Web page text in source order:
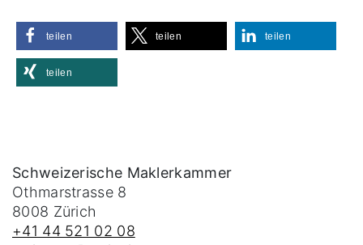
teilen teilen teilen
teilen
Schweizerische Maklerkammer
Othmarstrasse 8
8008 Zürich
+41 44 521 02 08